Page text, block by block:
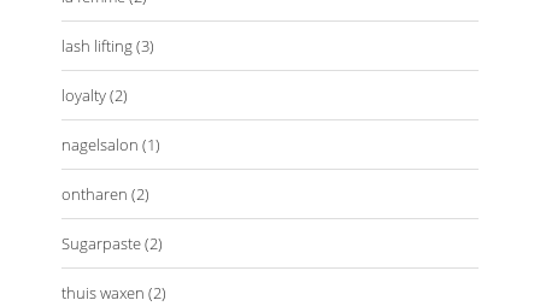
lash lifting(3)
loyalty(2)
nagelsalon (1)
ontharen (2)
Sugarpaste(2)
thuis waxen (2)